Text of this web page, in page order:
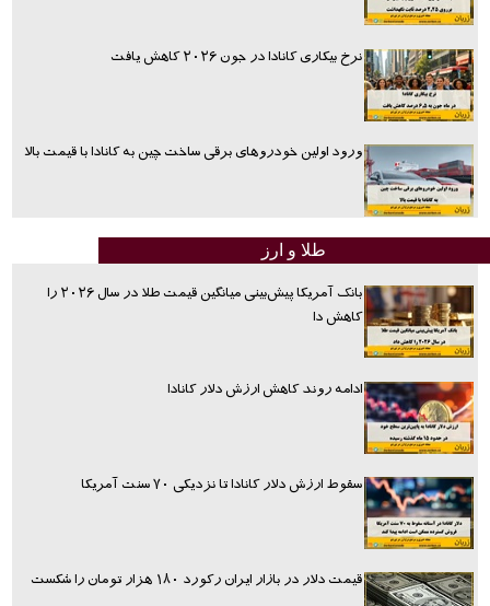
نرخ بیکاری کانادا در جون ۲۰۲۶ کاهش یافت
ورود اولین خودروهای برقی ساخت چین به کانادا با قیمت بالا
طلا و ارز
بانک آمریکا پیش‌بینی میانگین قیمت طلا در سال ۲۰۲۶ را
کاهش دا
ادامه روند کاهش ارزش دلار کانادا
سقوط ارزش دلار کانادا تا نزدیکی ۷۰ سنت آمریکا
قیمت دلار در بازار ایران رکورد ۱۸۰ هزار تومان را شکست